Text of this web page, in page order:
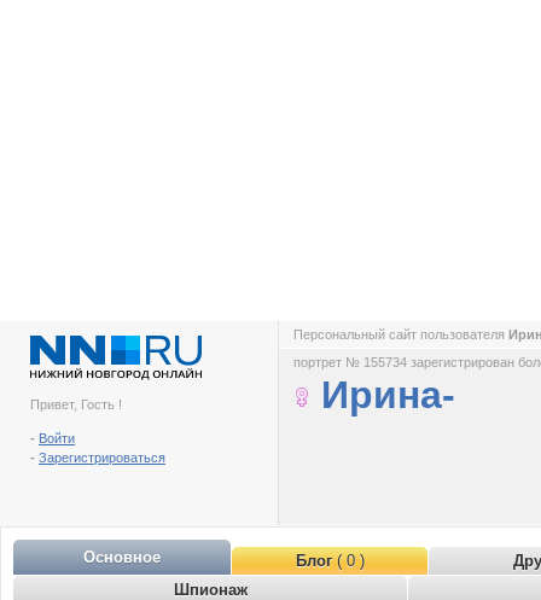
Привет, Гость !
- Войти
- Зарегистрироваться
Персональный сайт пользователя
портрет № 155734 зарегистрирован
Ирина-
Основное Блог( 0 )
Шпионаж